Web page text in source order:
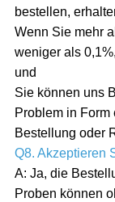
bestellen,
Wenn Sie mehr
weniger als
und
Sie können uns
Problem in
Bestellung oder
Q8. Akzeptieren
A: Ja, die
Proben können